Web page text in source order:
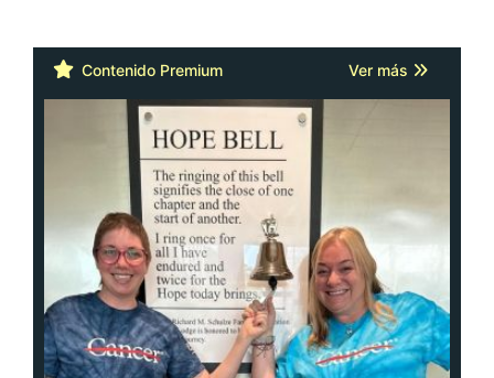
Contenido Premium Ver más